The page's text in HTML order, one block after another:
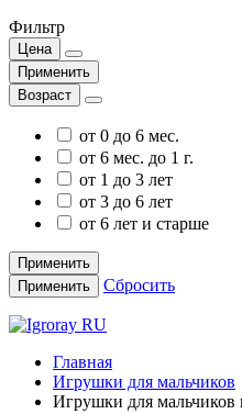
Фильтр
Цена
Применить
Возраст
от 0 до 6 мес.
от 6 мес. до 1 г.
от 1 до 3 лет
от 3 до 6 лет
от 6 лет и старше
Применить
Применить
Сбросить
Главная
Игрушки для мальчиков
Игрушки для